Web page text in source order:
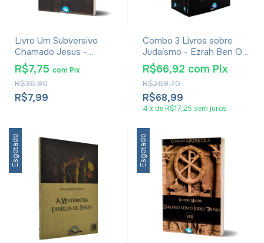
Livro Um Subversivo
Chamado Jesus -
Leonardo Brito
R$7,99
R$36,90
R$7,75 comPix
Combo 3 Livros sobre
Judaísmo - Ezrah Ben Or
e Rav Maorel Melo
R$68,99
R$269,70
R$66,92 com Pix
4 x de R$17,25 sem juros
Esgotado Esgotado